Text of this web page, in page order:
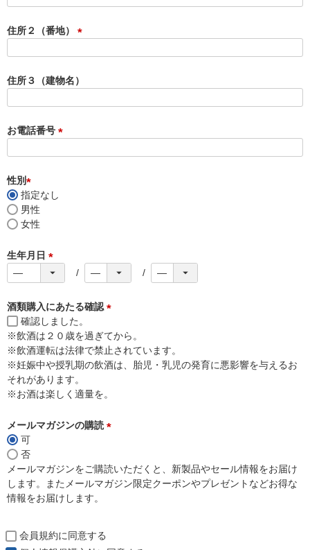
)
住所２（番地）
須
)
住所３（建物名）
お電話番号
性別
(
必
須
指定なし
男性
女性
生年月日
(
須
酒類購入にあたる確認
必
須
)
確認しました。
※飲酒は２０歳を過ぎてから。
※飲酒運転は法律で禁止されています。
※妊娠中や授乳期の飲酒は、胎児・乳児の発育に悪影響を与えるお
それがあります。
※お酒は楽しく適量を。
メールマガジンの購読
須
)
可
否
メールマガジンをご購読いただくと、新製品やセール情報をお届け
します。またメールマガジン限定クーポンやプレゼントなどお得な
情報をお届けします。
会員規約に同意する